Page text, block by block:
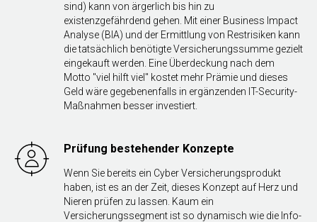
sind) kann von ärgerlich bis hin zu
existenzgefährdend gehen. Mit einer Business Impact
Analyse (BIA) und der Ermittlung von Restrisiken kann
die tatsächlich benötigte Versicherungssumme gezielt
eingekauft werden. Eine Überdeckung nach dem
Motto "viel hilft viel" kostet mehr Prämie und dieses
Geld wäre gegebenenfalls in ergänzenden IT-Security-
Maßnahmen besser investiert.
Prüfung bestehender Konzepte
Wenn Sie bereits ein Cyber Versicherungsprodukt
haben, ist es an der Zeit, dieses Konzept auf Herz und
Nieren prüfen zu lassen. Kaum ein
Versicherungssegment ist so dynamisch wie die Info-